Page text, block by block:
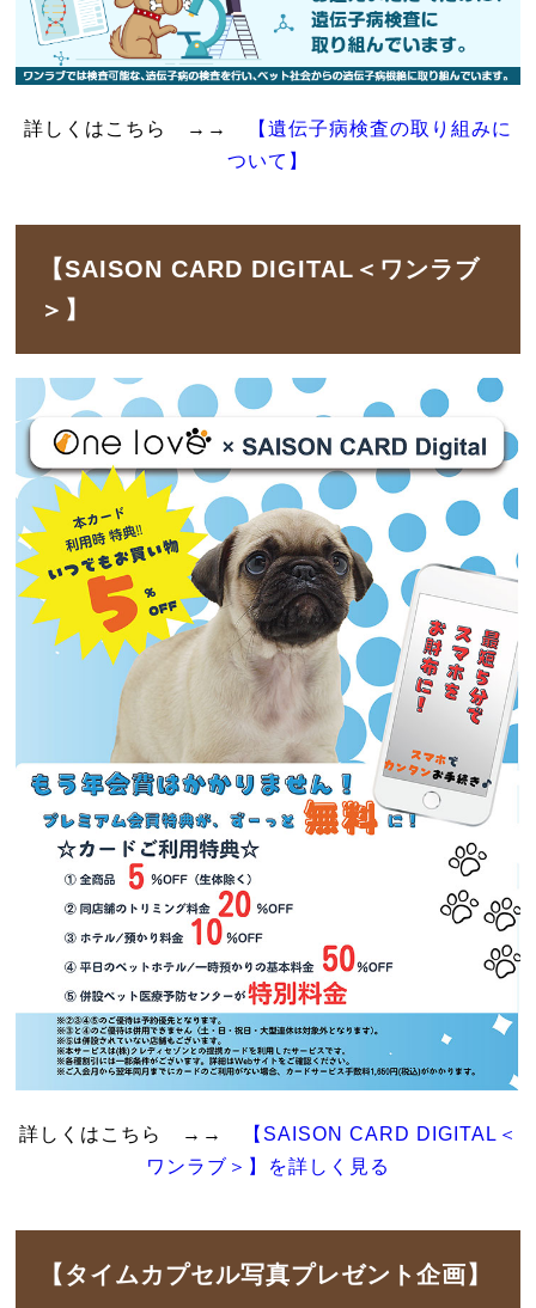
詳しくはこちら →→
【遺伝子病検査の取り組みに
ついて】
【SAISON CARD DIGITAL＜ワンラブ
＞】
詳しくはこちら →→
【SAISON CARD DIGITAL＜
ワンラブ＞】を詳しく見る
【タイムカプセル写真プレゼント企画】